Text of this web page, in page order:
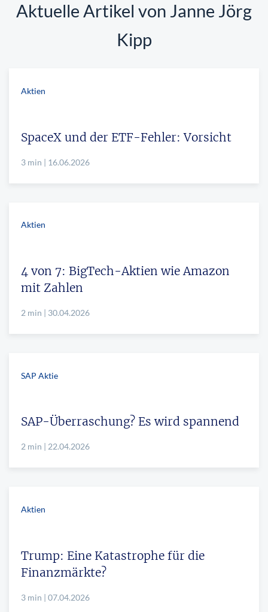
Aktuelle Artikel von Janne Jörg
Kipp
Aktien
SpaceX und der ETF-Fehler: Vorsicht
3 min | 16.06.2026
Aktien
4 von 7: BigTech-Aktien wie Amazon
mit Zahlen
2 min | 30.04.2026
SAP Aktie
SAP-Überraschung? Es wird spannend
2 min | 22.04.2026
Aktien
Trump: Eine Katastrophe für die
Finanzmärkte?
3 min | 07.04.2026